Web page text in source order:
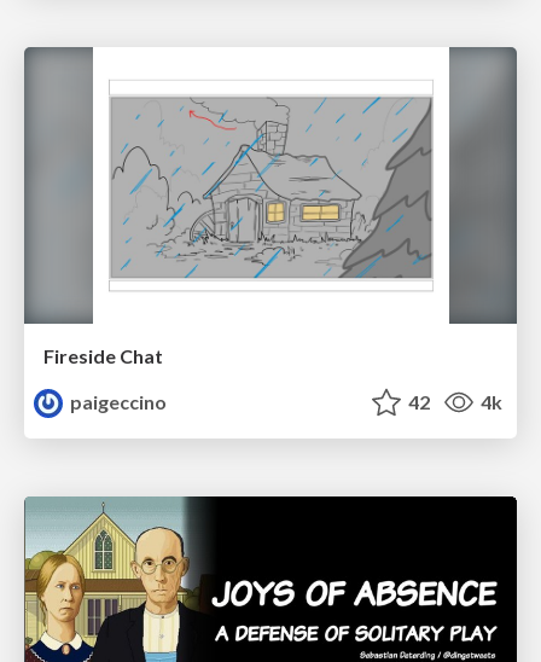
Fireside Chat
paigeccino
42 4k